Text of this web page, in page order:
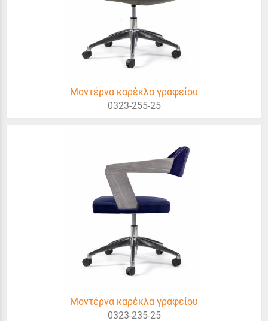
Μοντέρνα καρέκλα γραφείου
0323-255-25
Μοντέρνα καρέκλα γραφείου
0323-235-25